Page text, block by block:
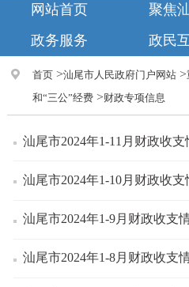
网站首页 聚焦
政务服务
政民
首页>汕尾市人民政府门户网站>
和“三公”经费>财政专项信息
汕尾市2024年1-11月财政收支
汕尾市2024年1-10月财政收支
汕尾市2024年1-9月财政收支
汕尾市2024年1-8月财政收支